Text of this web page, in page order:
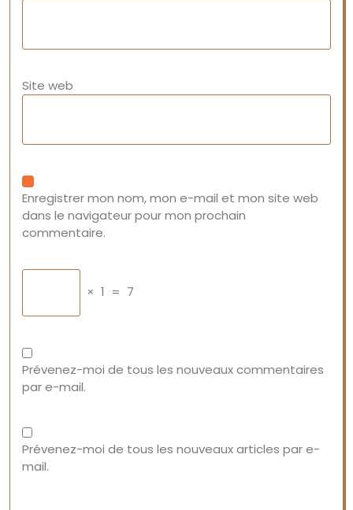
Site web
Enregistrer mon nom, mon e-mail et mon site web
dans le navigateur pour mon prochain
commentaire.
× 1 = 7
Prévenez-moi de tous les nouveaux commentaires
par e-mail.
Prévenez-moi de tous les nouveaux articles par e-
mail.